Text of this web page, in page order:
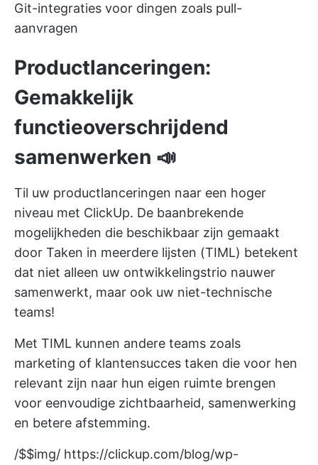
Git-integraties voor dingen zoals pull-
aanvragen
Productlanceringen:
Gemakkelijk
functieoverschrijdend
samenwerken 📣
Til uw productlanceringen naar een hoger
niveau met ClickUp. De baanbrekende
mogelijkheden die beschikbaar zijn gemaakt
door Taken in meerdere lijsten (TIML) betekent
dat niet alleen uw ontwikkelingstrio nauwer
samenwerkt, maar ook uw niet-technische
teams!
Met TIML kunnen andere teams zoals
marketing of klantensucces taken die voor hen
relevant zijn naar hun eigen ruimte brengen
voor eenvoudige zichtbaarheid, samenwerking
en betere afstemming.
/$$img/ https://clickup.com/blog/wp-